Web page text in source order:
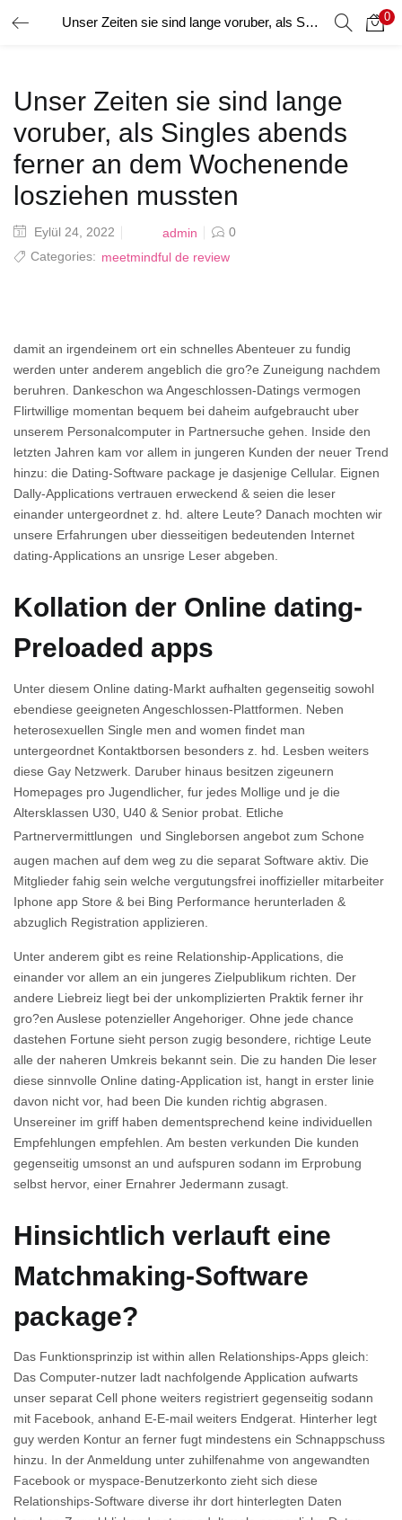
Unser Zeiten sie sind lange voruber, als Singles abends ferner an dem Wochenende losziehen mussten 0
GIRIŞ YAP
Giriş yapmak için kullanıcı adınızı ve şifrenizi girin.
Unser Zeiten sie sind lange
voruber, als Singles abends
ferner an dem Wochenende
losziehen mussten
Posted
Eylül 24, 2022 admin
0
Categories: meetmindful de review
damit an irgendeinem ort ein schnelles Abenteuer zu fundig
werden unter anderem angeblich die gro?e Zuneigung nachdem
beruhren. Dankeschon wa Angeschlossen-Datings vermogen
Flirtwillige momentan bequem bei daheim aufgebraucht uber
unserem Personalcomputer in Partnersuche gehen. Inside den
letzten Jahren kam vor allem in jungeren Kunden der neuer Trend
hinzu: die Dating-Software package je dasjenige Cellular. Eignen
Dally-Applications vertrauen erweckend & seien die leser
einander untergeordnet z. hd. altere Leute? Danach mochten wir
unsere Erfahrungen uber diesseitigen bedeutenden Internet
dating-Applications an unsrige Leser abgeben.
Kollation der Online dating-
Preloaded apps
Unter diesem Online dating-Markt aufhalten gegenseitig sowohl
ebendiese geeigneten Angeschlossen-Plattformen. Neben
heterosexuellen Single men and women findet man
untergeordnet Kontaktborsen besonders z. hd. Lesben weiters
diese Gay Netzwerk. Daruber hinaus besitzen zigeunern
Homepages pro Jugendlicher, fur jedes Mollige und je die
Altersklassen U30, U40 & Senior probat. Etliche
Partnervermittlungen
und Singleborsen angebot zum Schone
augen machen auf dem weg zu die separat Software aktiv. Die
Mitglieder fahig sein welche vergutungsfrei inoffizieller mitarbeiter
Iphone app Store & bei Bing Performance herunterladen &
abzuglich Registration applizieren.
Unter anderem gibt es reine Relationship-Applications, die
einander vor allem an ein jungeres Zielpublikum richten. Der
andere Liebreiz liegt bei der unkomplizierten Praktik ferner ihr
gro?en Auslese potenzieller Angehoriger. Ohne jede chance
dastehen Fortune sieht person zugig besondere, richtige Leute
alle der naheren Umkreis bekannt sein. Die zu handen Die leser
diese sinnvolle Online dating-Application ist, hangt in erster linie
davon nicht vor, had been Die kunden richtig abgrasen.
Unsereiner im griff haben dementsprechend keine individuellen
Empfehlungen empfehlen. Am besten verkunden Die kunden
gegenseitig umsonst an und aufspuren sodann im Erprobung
selbst hervor, einer Ernahrer Jedermann zusagt.
Hinsichtlich verlauft eine
Matchmaking-Software
package?
Das Funktionsprinzip ist within allen Relationships-Apps gleich:
Das Computer-nutzer ladt nachfolgende Application aufwarts
unser separat Cell phone weiters registriert gegenseitig sodann
mit Facebook, anhand E-E-mail weiters Endgerat. Hinterher legt
guy werden Kontur an ferner fugt mindestens ein Schnappschuss
hinzu. In der Anmeldung unter zuhilfenahme von angewandten
Facebook or myspace-Benutzerkonto zieht sich diese
Relationships-Software diverse ihr dort hinterlegten Daten